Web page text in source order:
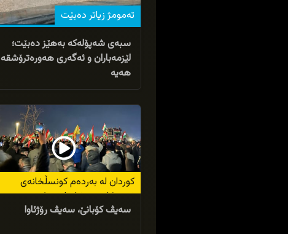
تەمومژ زیاتر دەبێت
سبەی شەپۆلەکە بەهێز دەبێت؛
لێزمەباران و ئەگەری هەورەترۆشقە
هەیە
كوردان لە بەردەم كونسڵخانەی
ئەمریكا خۆپێشاندان دەكەن
سەیڤ كۆبانێ، سەیڤ رۆژئاوا